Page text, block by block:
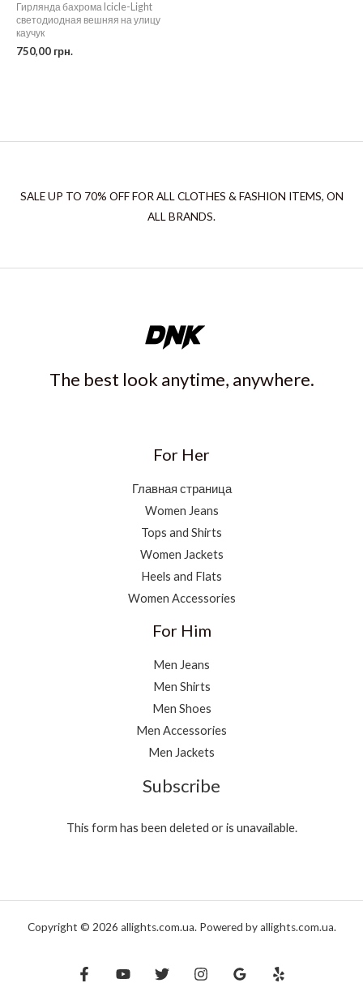
Гирлянда бахрома Icicle-Light
светодиодная вешняя на улицу
каучук
750,00 грн.
SALE UP TO 70% OFF FOR ALL CLOTHES & FASHION ITEMS, ON
ALL BRANDS.
The best look anytime, anywhere.
For Her
Главная страница
Women Jeans
Tops and Shirts
Women Jackets
Heels and Flats
Women Accessories
For Him
Men Jeans
Men Shirts
Men Shoes
Men Accessories
Men Jackets
Subscribe
This form has been deleted or is unavailable.
Copyright © 2026 allights.com.ua. Powered by allights.com.ua.